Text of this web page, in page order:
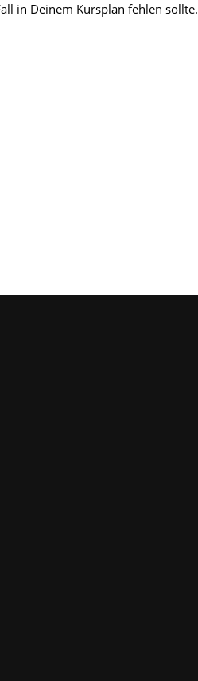
in Deinem Kursplan fehlen sollte.